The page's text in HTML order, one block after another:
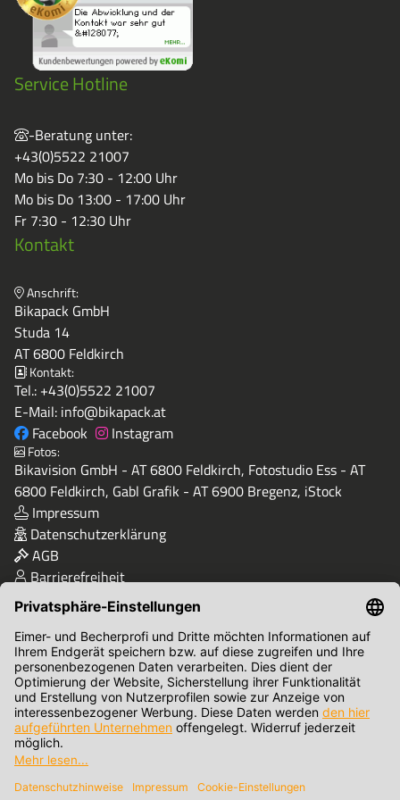
Service Hotline
-Beratung unter:
+43(0)5522 21007
Mo bis Do 7:30 - 12:00 Uhr
Mo bis Do 13:00 - 17:00 Uhr
Fr 7:30 - 12:30 Uhr
Kontakt
Anschrift:
Bikapack GmbH
Studa 14
AT 6800 Feldkirch
Kontakt:
Tel.: +43(0)5522 21007
E-Mail: info@bikapack.at
Facebook
Instagram
Fotos:
Bikavision GmbH - AT 6800 Feldkirch, Fotostudio Ess - AT
6800 Feldkirch, Gabl Grafik - AT 6900 Bregenz, iStock
Impressum
Datenschutzerklärung
AGB
Barrierefreiheit
Qualität & Sicherheit
Zahlungsmethoden